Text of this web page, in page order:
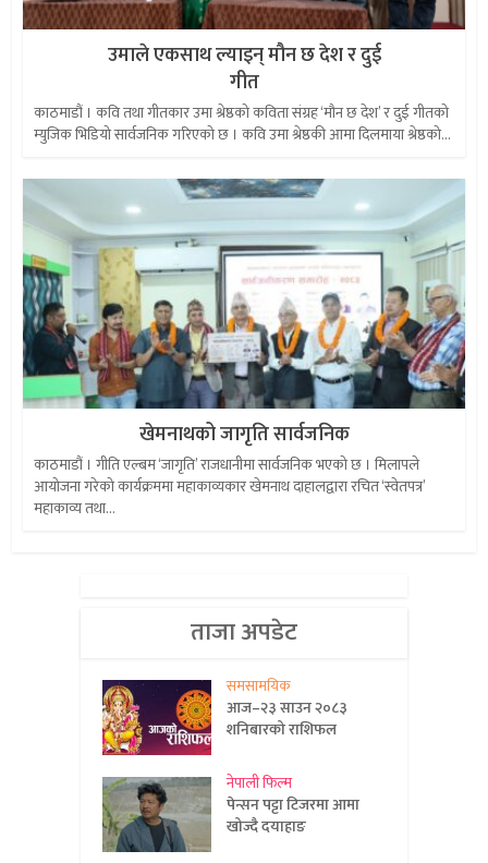
उमाले एकसाथ ल्याइन् मौन छ देश र दुई
गीत
काठमाडौं । कवि तथा गीतकार उमा श्रेष्ठको कविता संग्रह ‘मौन छ देश’ र दुई गीतको
म्युजिक भिडियो सार्वजनिक गरिएको छ । कवि उमा श्रेष्ठकी आमा दिलमाया श्रेष्ठको...
खेमनाथको जागृति सार्वजनिक
काठमाडौं । गीति एल्बम ‘जागृति’ राजधानीमा सार्वजनिक भएको छ । मिलापले
आयोजना गरेको कार्यक्रममा महाकाव्यकार खेमनाथ दाहालद्वारा रचित ‘स्वेतपत्र’
महाकाव्य तथा...
ताजा अपडेट
समसामयिक
आज–२३ साउन २०८३
शनिबारको राशिफल
नेपाली फिल्म
पेन्सन पट्टा टिजरमा आमा
खोज्दै दयाहाङ